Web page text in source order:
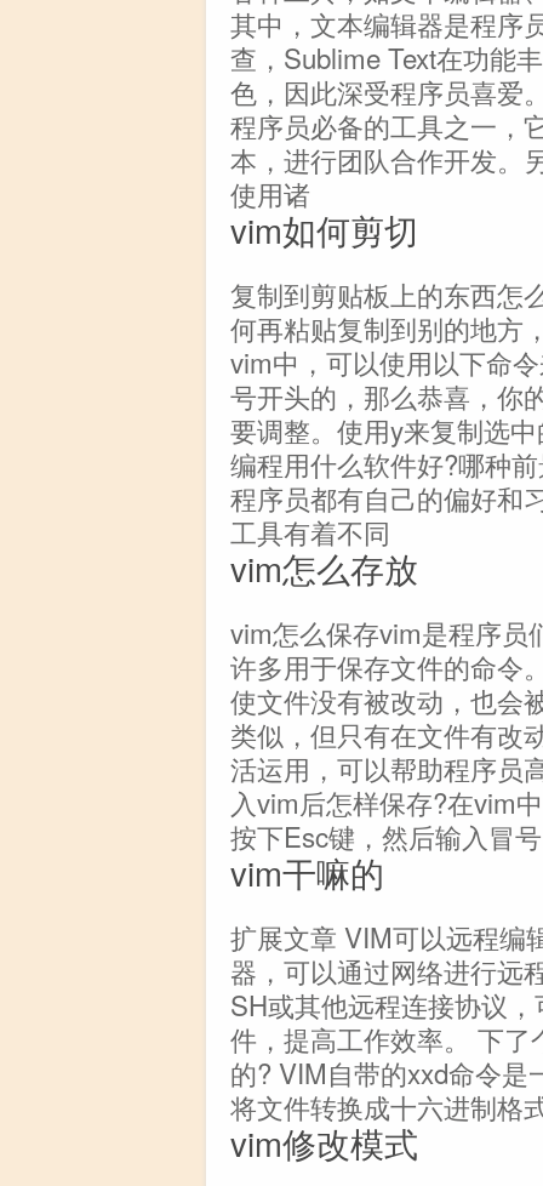
其中，文本编辑器是程序
查，Sublime Text在功能
色，因此深受程序员喜爱
程序员必备的工具之一，
本，进行团队合作开发。
使用诸
vim如何剪切
复制到剪贴板上的东西怎
何再粘贴复制到别的地方
vim中，可以使用以下命
号开头的，那么恭喜，你
要调整。使用y来复制选
编程用什么软件好?哪种
程序员都有自己的偏好和
工具有着不同
vim怎么存放
vim怎么保存vim是程序员
许多用于保存文件的命令
使文件没有被改动，也会
类似，但只有在文件有改
活运用，可以帮助程序员
入vim后怎样保存?在vim
按下Esc键，然后输入冒
vim干嘛的
扩展文章 VIM可以远程编
器，可以通过网络进行远
SH或其他远程连接协议
件，提高工作效率。 下了
的? VIM自带的xxd命令是
将文件转换成十六进制格
vim修改模式